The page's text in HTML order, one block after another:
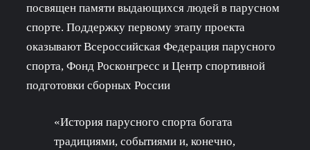
посвящен памяти выдающихся людей в парусном
спорте. Поддержку первому этапу проекта
оказывают Всероссийская Федерация парусного
спорта, Фонд Росконгресс и Центр спортивной
подготовки сборных России
«История парусного спорта богата
традициями, событиями и, конечно,